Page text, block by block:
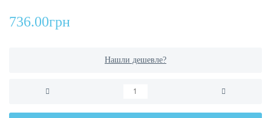
736.00грн
Нашли дешевле?